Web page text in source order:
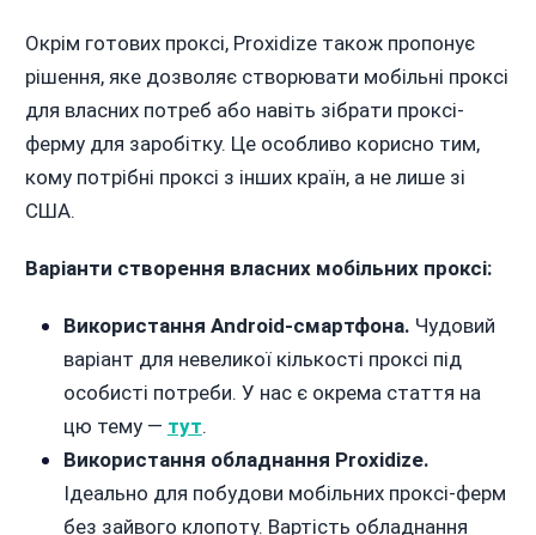
Окрім готових проксі, Proxidize також пропонує
рішення, яке дозволяє створювати мобільні проксі
для власних потреб або навіть зібрати проксі-
ферму для заробітку. Це особливо корисно тим,
кому потрібні проксі з інших країн, а не лише зі
США.
Варіанти створення власних мобільних проксі:
Використання Android-смартфона. Чудовий
варіант для невеликої кількості проксі під
особисті потреби. У нас є окрема стаття на
цю тему — тут.
Використання обладнання Proxidize.
Ідеально для побудови мобільних проксі-ферм
без зайвого клопоту. Вартість обладнання